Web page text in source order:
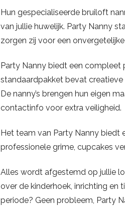
Hun gespecialiseerde bruiloft
van jullie huwelijk. Party Nanny
zorgen zij voor een
Party Nanny biedt een compleet
standaardpakket bevat
De nanny’s brengen hun eigen
contactinfo voor extra veiligheid.
Het team van Party Nanny biedt
professionele grime, cupcakes
Alles wordt afgestemd op jullie
over de kinderhoek, inrichting en
periode? Geen probleem, Party